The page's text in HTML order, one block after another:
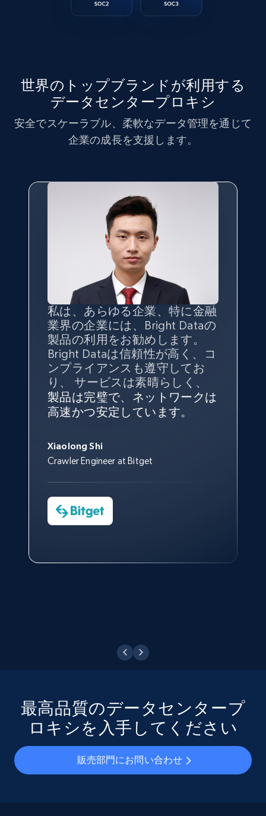
世界のトップブランドが利用する
データセンタープロキシ
安全でスケーラブル、柔軟なデータ管理を通じて
企業の成長を支援します。
私は、あらゆる企業、特に金融
業界の企業には、Bright Dataの
製品の利用をお勧めします。
Bright Dataは信頼性が高く、コ
ンプライアンスも遵守してお
り、 サービスは素晴らしく、
製品は完璧で、ネットワークは
高速かつ安定しています。
Xiaolong Shi
Crawler Engineer at Bitget
インターネットから公開ウェブ
データを収集する機能なしで
は、ブランドがすべての媒体に
向けて紹介されたこと、またそ
の展開先を知りえることはでき
トなしでは急成長を遂げること
はできなかったでしょう。
Data Science Specialist
インターネットから公開ウェブ
データを収集する機能なしで
は、ブランドがすべての媒体に
向けて紹介されたこと、またそ
の展開先を知りえることはでき
ず、また、Bright Dataのサポー
トなしでは急成長を遂げること
はできなかったでしょう。
Sarah Melville
Media Director at YouGov Sport
私の経験から言えば、Bright
Dataのサービスは極めて貴重な
ものでした。Bright Dataのおか
げで、当社のニーズを満たすの
に十分な公開ウェブデータを収
サポートおよび開発スタッフの
おかげで、多くのプロセスを最
Charmagne Cruz
Head of Reporting & Analytics, Business
データの 質 と量を最大限に確
保することが最も重要であり、
そこでBright Dataとtgndataの
組み合わせが威力を発揮しま
す。
George Koutsoudopoulos
CEO at tgndata
今すぐ観る
信頼性に非常に感銘を受けてお
り、Bright Dataには全体的に大
変満足しています。アカウント
マネージャーとは定期的な連絡
ルートがあり、非常に協力的で
Yorgos Panzaris
CTO at Convert Group
Bright Dataとの提携には大変満
足しております。全てが順調
で、ネットワークは非常に 安定
しており、 カスタマーサービス
にも満足しています。 サポート
す。
Cheddi Rai
CEO at AdRetreaver
最高品質のデータセンタープ
ロキシを入手してください
販売部門にお問い合わせ